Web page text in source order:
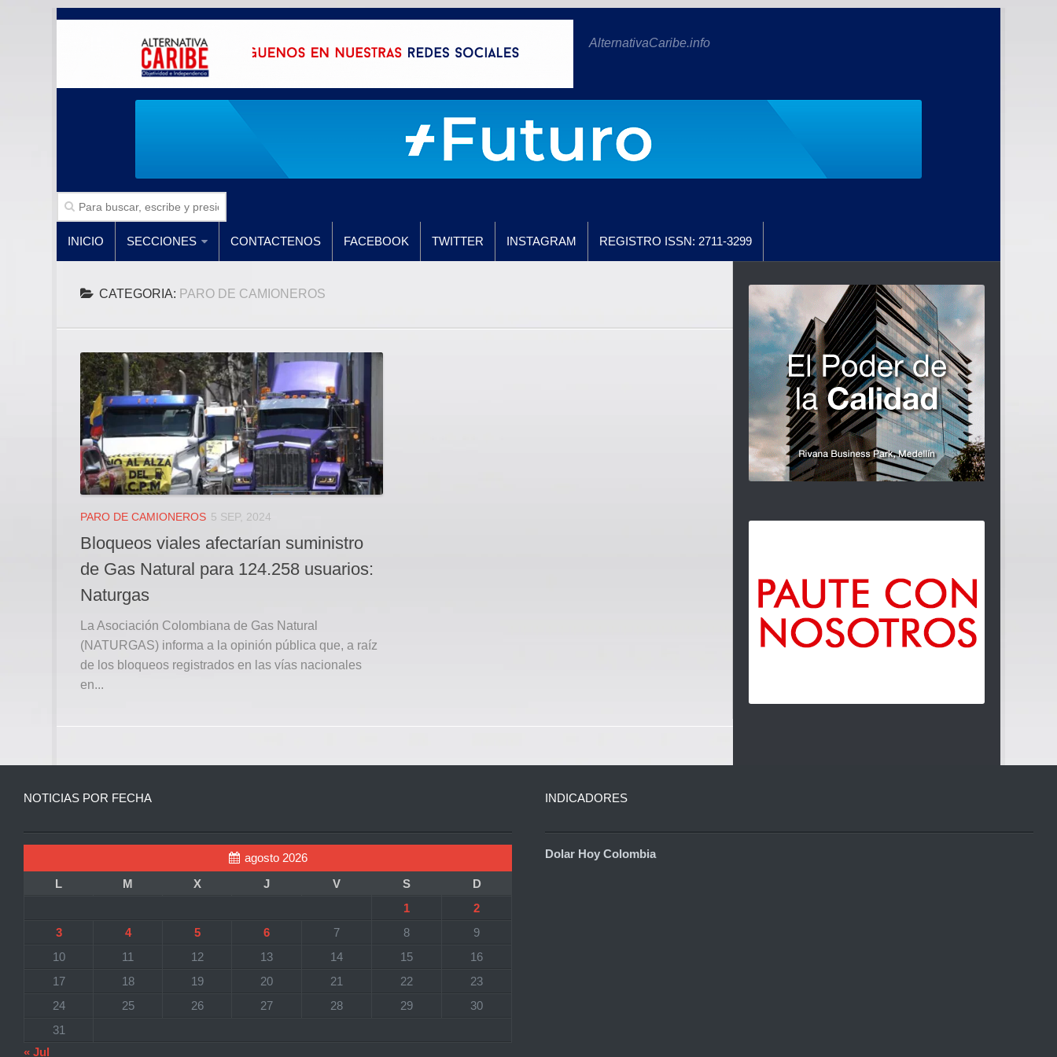
AlternativaCaribe.info
INICIO SECCIONES CONTACTENOS FACEBOOK TWITTER INSTAGRAM REGISTRO ISSN: 2711-3299
CATEGORIA: PARO DE CAMIONEROS
PARO DE CAMIONEROS 5 SEP, 2024
Bloqueos viales afectarían suministro
de Gas Natural para 124.258 usuarios:
Naturgas
La Asociación Colombiana de Gas Natural
(NATURGAS) informa a la opinión pública que, a raíz
de los bloqueos registrados en las vías nacionales
en...
NOTICIAS POR FECHA
agosto 2026
L
M X J V S
D
1
2
3
4 5 6 7 8
9
10
11 12 13 14 15
16
17
18 19 20 21 22
23
24
25 26 27 28 29
30
31
« Jul
INDICADORES
Dolar Hoy Colombia